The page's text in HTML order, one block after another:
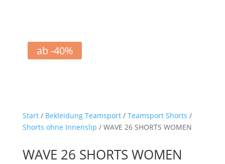
ab -40%
Start/ Bekleidung Teamsport/ Teamsport Shorts /
Shorts ohne Innenslip / WAVE 26 SHORTS WOMEN
WAVE 26 SHORTS WOMEN